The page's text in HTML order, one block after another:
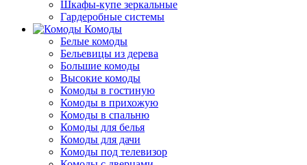
Шкафы-купе зеркальные
Гардеробные системы
Комоды
Белые комоды
Бельевицы из дерева
Большие комоды
Высокие комоды
Комоды в гостиную
Комоды в прихожую
Комоды в спальню
Комоды для белья
Комоды для дачи
Комоды под телевизор